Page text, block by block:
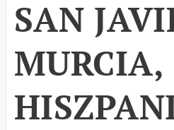
SAN
MURCIA,